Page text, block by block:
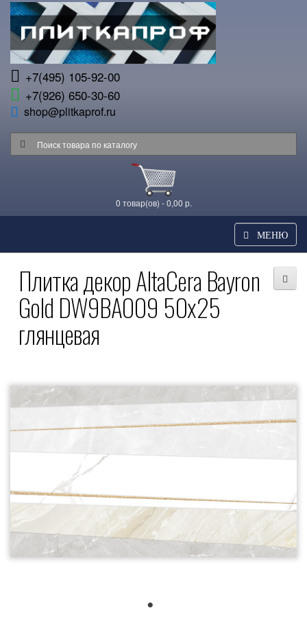
+7(495) 105-92-00
+7(926) 650-30-60
shop@plitkaprof.ru
0 товар(ов) - 0,00 р.
МЕНЮ
Плитка декор AltaCera Bayron
Gold DW9BAO09 50x25
глянцевая